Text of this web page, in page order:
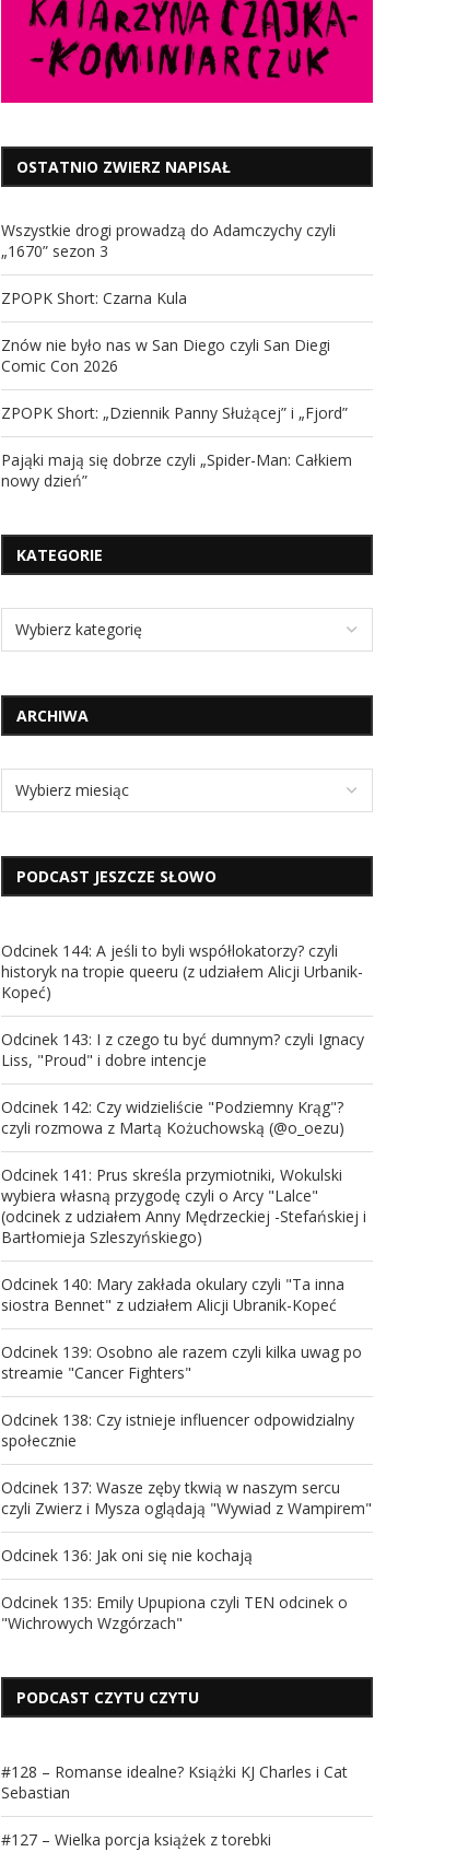
OSTATNIO ZWIERZ NAPISAŁ
Wszystkie drogi prowadzą do Adamczychy czyli
„1670” sezon 3
ZPOPK Short: Czarna Kula
Znów nie było nas w San Diego czyli San Diegi
Comic Con 2026
ZPOPK Short: „Dziennik Panny Służącej” i „Fjord”
Pająki mają się dobrze czyli „Spider-Man: Całkiem
nowy dzień”
KATEGORIE
ARCHIWA
PODCAST JESZCZE SŁOWO
Odcinek 144: A jeśli to byli współlokatorzy? czyli
historyk na tropie queeru (z udziałem Alicji Urbanik-
Kopeć)
Odcinek 143: I z czego tu być dumnym? czyli Ignacy
Liss, "Proud" i dobre intencje
Odcinek 142: Czy widzieliście "Podziemny Krąg"?
czyli rozmowa z Martą Kożuchowską (@o_oezu)
Odcinek 141: Prus skreśla przymiotniki, Wokulski
wybiera własną przygodę czyli o Arcy "Lalce"
(odcinek z udziałem Anny Mędrzeckiej -Stefańskiej i
Bartłomieja Szleszyńskiego)
Odcinek 140: Mary zakłada okulary czyli "Ta inna
siostra Bennet" z udziałem Alicji Ubranik-Kopeć
Odcinek 139: Osobno ale razem czyli kilka uwag po
streamie "Cancer Fighters"
Odcinek 138: Czy istnieje influencer odpowidzialny
społecznie
Odcinek 137: Wasze zęby tkwią w naszym sercu
czyli Zwierz i Mysza oglądają "Wywiad z Wampirem"
Odcinek 136: Jak oni się nie kochają
Odcinek 135: Emily Upupiona czyli TEN odcinek o
"Wichrowych Wzgórzach"
PODCAST CZYTU CZYTU
#128 – Romanse idealne? Książki KJ Charles i Cat
Sebastian
#127 – Wielka porcja książek z torebki